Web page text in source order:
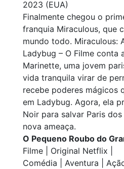
2023 (EUA)
Finalmente chegou o
franquia Miraculous, que
mundo todo. Miraculous:
Ladybug – O Filme conta
Marinette, uma jovem
vida tranquila virar de
recebe poderes mágicos
em Ladybug. Agora, ela
Noir para salvar Paris
nova ameaça.
O Pequeno Roubo do
Filme | Original Netflix |
Comédia | Aventura |